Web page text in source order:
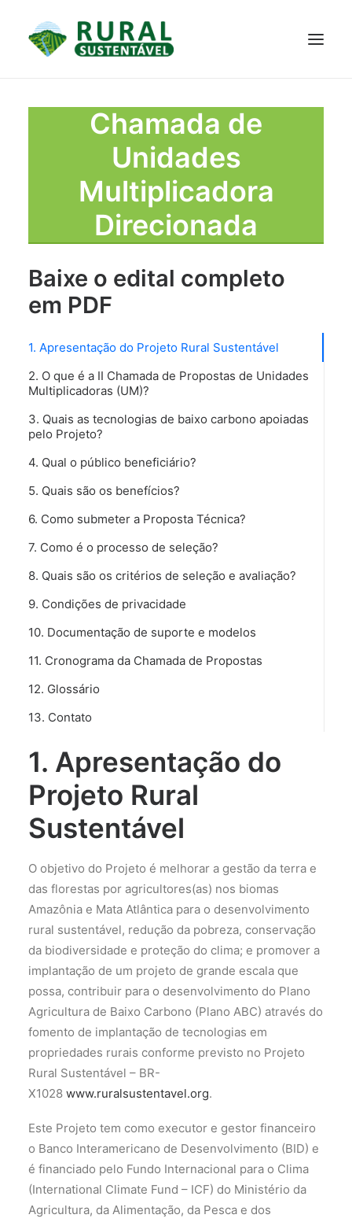
PROJETO
JANELA DO CONHECIMENTO
RESULTADOS ALCANÇADOS
Chamada de
Unidades
Multiplicadora
Direcionada
Baixe o edital completo
em PDF
1. Apresentação do Projeto Rural Sustentável
2. O que é a II Chamada de Propostas de Unidades
Multiplicadoras (UM)?
3. Quais as tecnologias de baixo carbono apoiadas
pelo Projeto?
4. Qual o público beneficiário?
5. Quais são os benefícios?
6. Como submeter a Proposta Técnica?
7. Como é o processo de seleção?
8. Quais são os critérios de seleção e avaliação?
9. Condições de privacidade
10. Documentação de suporte e modelos
11. Cronograma da Chamada de Propostas
12. Glossário
13. Contato
1. Apresentação do
Projeto Rural
Sustentável
O objetivo do Projeto é melhorar a gestão da terra e
das florestas por agricultores(as) nos biomas
Amazônia e Mata Atlântica para o desenvolvimento
rural sustentável, redução da pobreza, conservação
da biodiversidade e proteção do clima; e promover a
implantação de um projeto de grande escala que
possa, contribuir para o desenvolvimento do Plano
Agricultura de Baixo Carbono (Plano ABC) através do
fomento de implantação de tecnologias em
propriedades rurais conforme previsto no Projeto
Rural Sustentável – BR-
X1028 www.ruralsustentavel.org.
Este Projeto tem como executor e gestor financeiro
o Banco Interamericano de Desenvolvimento (BID) e
é financiado pelo Fundo Internacional para o Clima
(International Climate Fund – ICF) do Ministério da
Agricultura, da Alimentação, da Pesca e dos